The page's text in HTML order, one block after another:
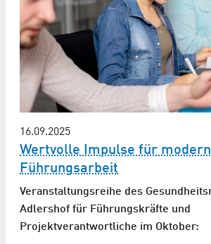
16.09.2025
Wertvolle Impulse für
Führungsarbeit
Veranstaltungsreihe des
Adlershof für Führungskräfte und
Projektverantwortliche im Oktober: